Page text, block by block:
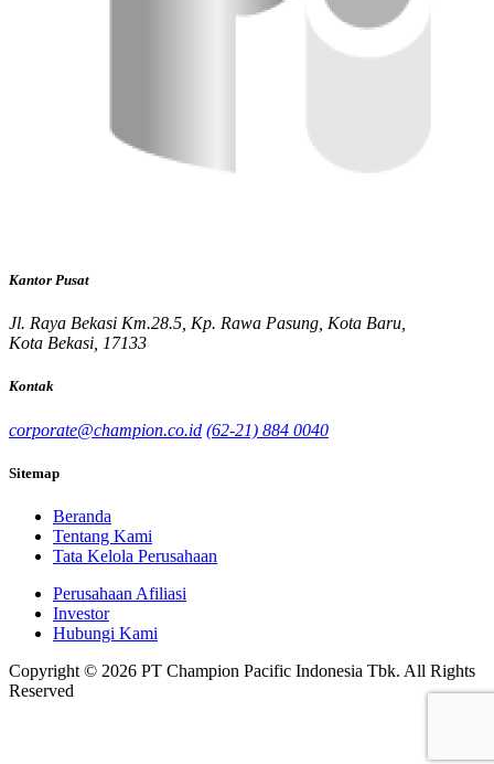
Kantor Pusat
Jl. Raya Bekasi Km.28.5, Kp. Rawa Pasung, Kota Baru,
Kota Bekasi, 17133
Kontak
corporate@champion.co.id (62-21) 884 0040
Sitemap
Beranda
Tentang Kami
Tata Kelola Perusahaan
Perusahaan Afiliasi
Investor
Hubungi Kami
Copyright © 2026 PT Champion Pacific Indonesia Tbk. All Rights
Reserved